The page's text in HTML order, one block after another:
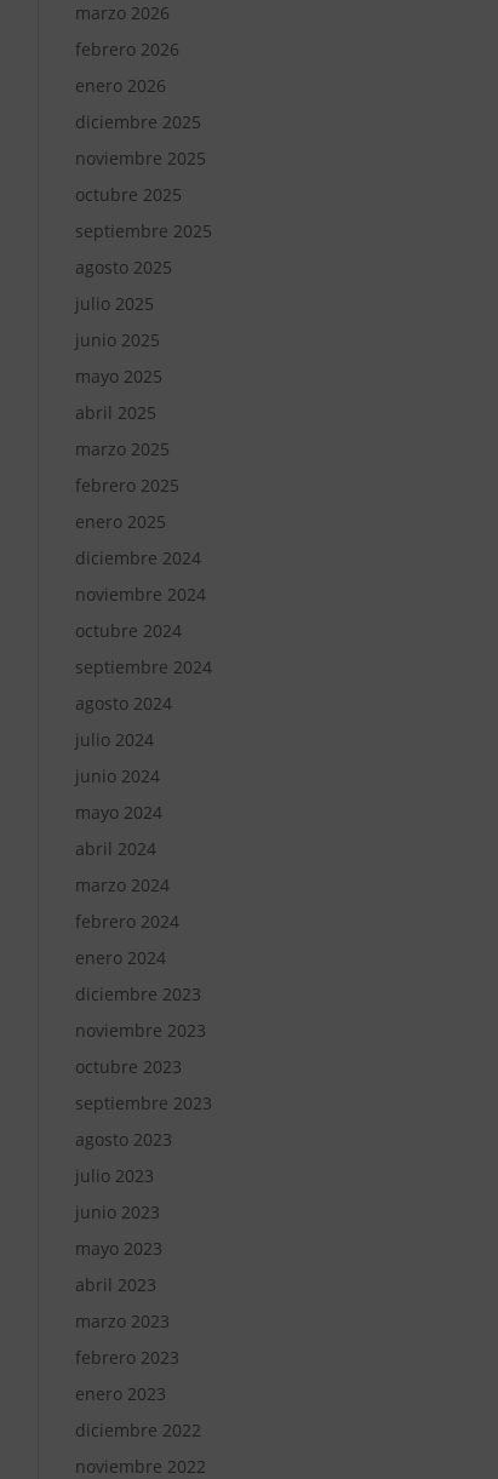
marzo 2026
febrero 2026
enero 2026
diciembre 2025
noviembre 2025
octubre 2025
septiembre 2025
agosto 2025
julio 2025
junio 2025
mayo 2025
abril 2025
marzo 2025
febrero 2025
enero 2025
diciembre 2024
noviembre 2024
octubre 2024
septiembre 2024
agosto 2024
julio 2024
junio 2024
mayo 2024
abril 2024
marzo 2024
febrero 2024
enero 2024
diciembre 2023
noviembre 2023
octubre 2023
septiembre 2023
agosto 2023
julio 2023
junio 2023
mayo 2023
abril 2023
marzo 2023
febrero 2023
enero 2023
diciembre 2022
noviembre 2022